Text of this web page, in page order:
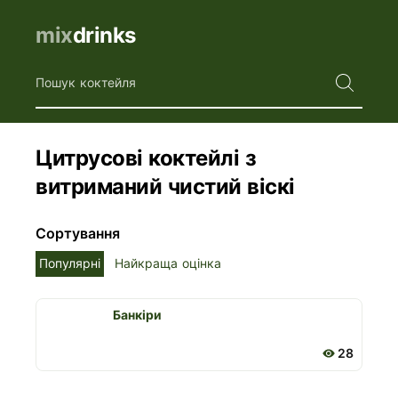
mixdrinks
Пошук коктейля
Цитрусові коктейлі з
витриманий чистий віскі
Сортування
Популярні Найкраща оцінка
28
Банкіри